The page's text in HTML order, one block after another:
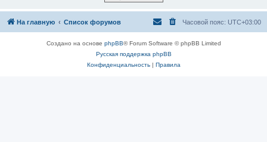
На главную Список форумов Часовой пояс: UTC+03:00
Создано на основе phpBB® Forum Software © phpBB Limited
Русская поддержка phpBB
Конфиденциальность| Правила